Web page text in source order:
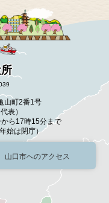
山町2番1号
表）
ら17時15分まで
始は閉庁）
山口市へのアクセス